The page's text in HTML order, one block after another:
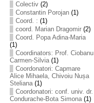
Colectiv(2)
Constantin Porojan(1)
Coord. : (1)
coord. Marian Dragomir(2)
Coord. Popa Adina-Maria
(1)
Coordinators: Prof. Ciobanu
Carmen-Silvia(1)
Coordonatori: Capmare
Alice Mihaela, Chivoiu Nușa
Steliana(1)
Coordonatori: conf. univ. dr.
Condurache-Bota Simona(1)